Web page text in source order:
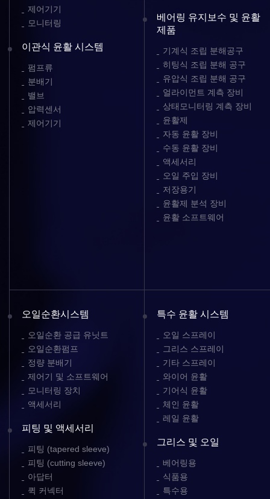
제어기기
모니터링
이관식 윤활 시스템
펌프류
분배기
밸브
압력센서
제어기기
베어링 유지보수 및 윤활
제품
기계식 조립 분해공구
히팅식 조립 분해 공구
유압식 조립 분해 공구
얼라이먼트 계측 장비
상태모니터링 계측 장비
윤활제
자동 윤활 장비
수동 윤활 장비
액세서리
오일 주입 장비
저장용기
윤활제 분석 장비
윤활 소프트웨어
오일순환시스템
오일순환 공급 유닛트
오일순환펌프
정량 분배기
제어기 및 소프트웨어
모니터링 장치
액세서리
피팅 및 액세서리
피팅 (tapered sleeve)
피팅 (cutting sleeve)
아답터
퀵 커넥터
특수 윤활 시스템
오일 스프레이
그리스 스프레이
기타 스프레이
와이어 윤활
기어식 윤활
체인 윤활
레일 윤활
그리스 및 오일
베어링용
식품용
특수용